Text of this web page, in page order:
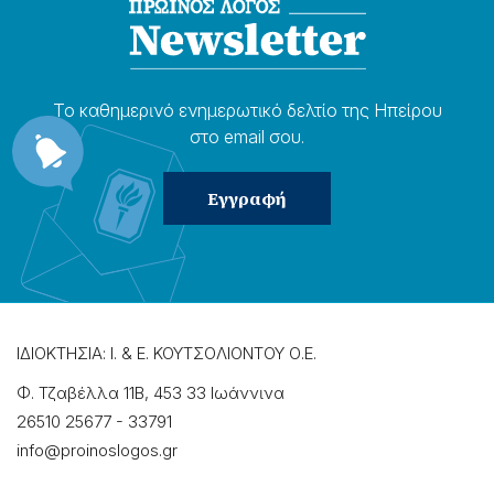
Το καθημερɩνό ενημερωτɩκό δελτίο της Ηπείρου
στο email σου.
ΙΔΙΟΚΤΗΣΙΑ: Ι. & Ε. ΚΟΥΤΣΟΛΙΟΝΤΟΥ Ο.Ε.
Φ. Τζαβέλλα 11Β, 453 33 Ιωάννɩνα
26510 25677 - 33791
info@proinoslogos.gr